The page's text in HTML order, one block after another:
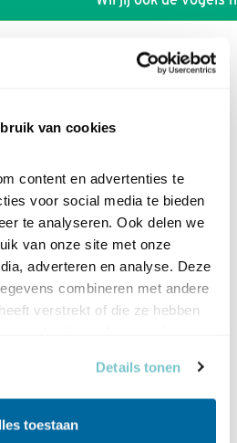
van cookies
content en advertenties te
voor social media te bieden
te analyseren. Ook delen we
van onze site met onze
adverteren en analyse. Deze
combineren met andere
verstrekt of die ze hebben
Details tonen
toestaan
FILMPJE
dit filmpje|